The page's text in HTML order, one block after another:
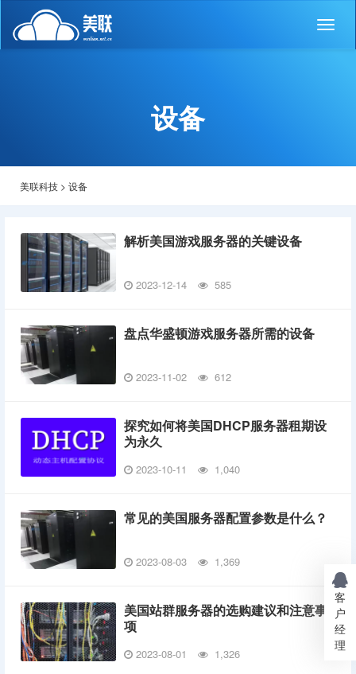
设备
美联科技 > 设备
解析美国游戏服务器的关键设备
2023-12-14 585
盘点华盛顿游戏服务器所需的设备
2023-11-02 612
探究如何将美国DHCP服务器租期设
为永久
2023-10-11 1,040
常见的美国服务器配置参数是什么？
2023-08-03 1,369
美国站群服务器的选购建议和注意事
项
2023-08-01 1,326
客
户
经
理